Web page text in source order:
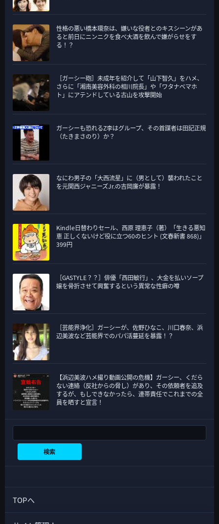
性格の悪い橋本環奈は、嫌いな役者とのキスシーンがあ
ると前日にニンニクを食べ大酒を飲んで嫌がらせをす
る！？
［ガーシー砲］未成年を紹介して「山下智久」をハメ、
さらに「湘南美容外科の相川院長」や「ワタナベマホ
ト」にアテンドしている古山を攻撃開始
ガーシーも恐れるZ李はグループ、その首謀者は田記正規
（たきまさのり）か？
なにわ男子の「大西流星」に（男として）襲われたこと
を元関西ジャニーズJr.の吉岡廉が暴露！
Kindle日替わりセール、西原 理恵子（著）「生きる悪知
恵 正しくないけど役に立つ60のヒント (文春新書 868)」
399円
［GASTYLE？？］俳優「西田敏行」、大金を払いソープ
嬢を骨折させて興奮するという異常な性癖の噂
［芸能界浄化］ガーシーが、佐野ひなこ、川口春奈、浜
辺美波など芸能界でのパパ活蔓延を暴露！？
【浜辺美波ハメ撮り動画公開の危機】ガーシー、くだら
ない連絡（反社からの脅し）があり、その依頼者を追及
するが、もしできなかったら、連帯責任でこれまでの全
員を晒すと宣言！
検索
TOPへ